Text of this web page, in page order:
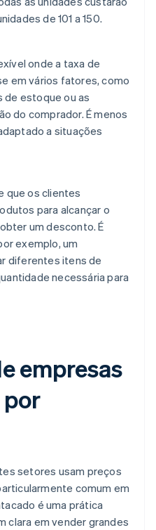
de 101 a 150.
onde a taxa de
em vários fatores, como
de estoque ou as
do comprador. É menos
a situações
que os clientes
para alcançar o
um desconto. É
exemplo, um
diferentes itens de
necessária para
empresas
por
setores usam preços
comum em
é uma prática
clara em vender grandes